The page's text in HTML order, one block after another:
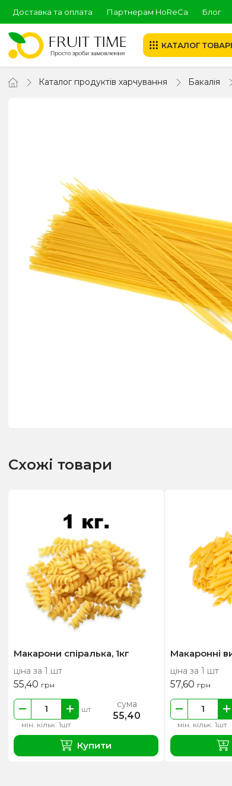
Доставка та оплата Партнерам HoReCa Блог
КАТАЛОГ
Каталог продуктів харчування Бакалія
Схожі товари
Макарони спіралька, 1кг
ціна за 1 шт
55,40 грн
мін. кільк. 1шт
шт сума
55,40
Купити
Макаронні
ціна за 1 шт
57,60 грн
мін. кільк. 1шт